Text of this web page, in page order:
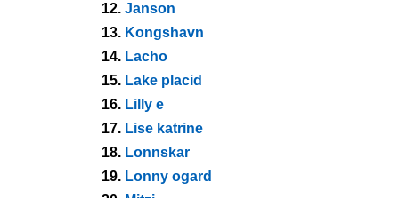
12. Janson
13. Kongshavn
14. Lacho
15. Lake placid
16. Lilly e
17. Lise katrine
18. Lonnskar
19. Lonny ogard